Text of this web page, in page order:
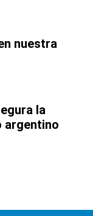
nuestra
la
argentino